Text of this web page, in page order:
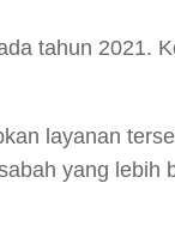
tahun 2021.
layanan
yang lebih